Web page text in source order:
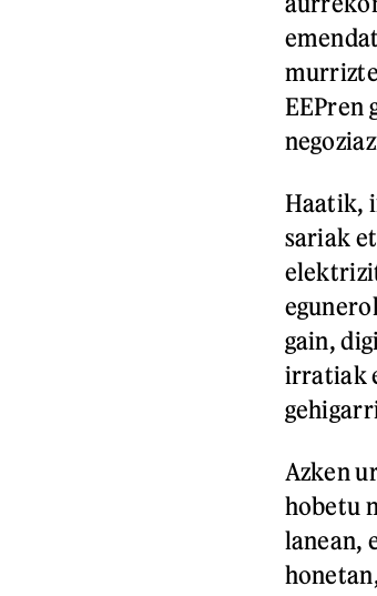
EEPren
Haatik,
sariak
gain,
irratiak
Azken
hobetu
lanean,